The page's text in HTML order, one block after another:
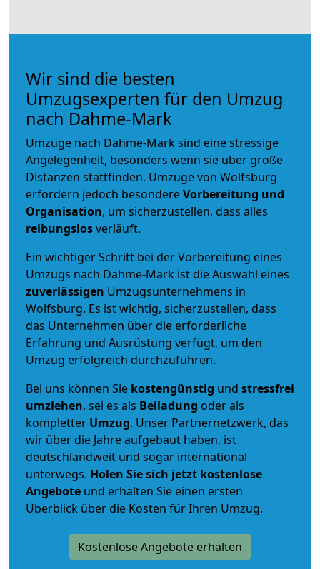
Wir sind die besten
Umzugsexperten für den Umzug
nach Dahme-Mark
Umzüge nach Dahme-Mark sind eine stressige
Angelegenheit, besonders wenn sie über große
Distanzen stattfinden. Umzüge von Wolfsburg
erfordern jedoch besondereVorbereitung und
Organisation, um sicherzustellen, dass alles
reibungslosverläuft.
Ein wichtiger Schritt bei der Vorbereitung eines
Umzugs nach Dahme-Mark ist die Auswahl eines
zuverlässigen Umzugsunternehmens in
Wolfsburg. Es ist wichtig, sicherzustellen, dass
das Unternehmen über die erforderliche
Erfahrung und Ausrüstung verfügt, um den
Umzug erfolgreich durchzuführen.
Bei uns können Sie kostengünstig und stressfrei
umziehen, sei es als Beiladung oder als
kompletter Umzug. Unser Partnernetzwerk, das
wir über die Jahre aufgebaut haben, ist
deutschlandweit und sogar international
unterwegs. Holen Sie sich jetzt kostenlose
Angebote und erhalten Sie einen ersten
Überblick über die Kosten für Ihren Umzug.
Kostenlose Angebote erhalten